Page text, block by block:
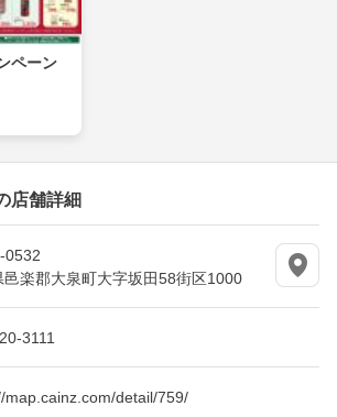
ペーン
店舗詳細
0532
邑楽郡大泉町大字坂田58街区1000
3111
map.cainz.com/detail/759/